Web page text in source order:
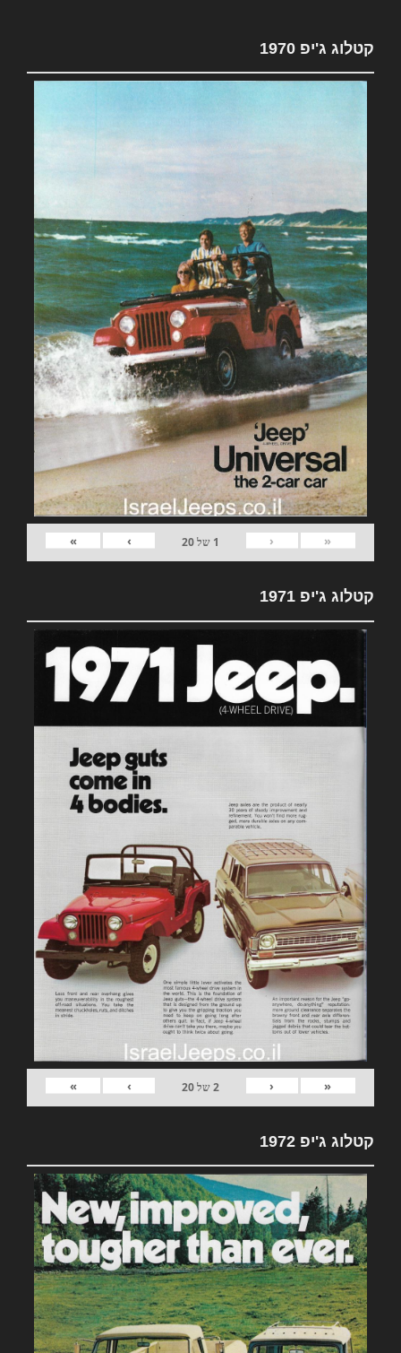
קטלוג ג'יפ 1970
«
‹
1 של20
›
»
קטלוג ג'יפ 1971
«
‹
2של20
›
»
קטלוג ג'יפ 1972